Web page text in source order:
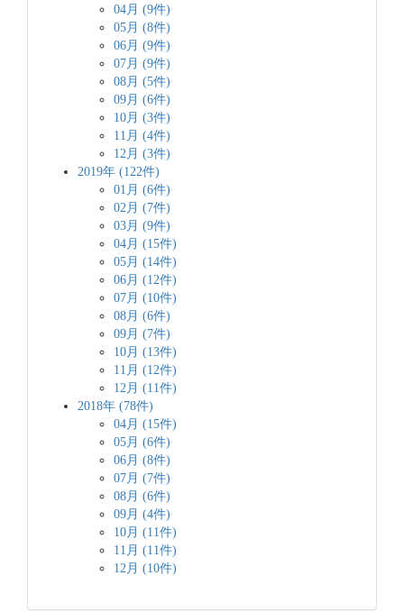
04月 (9件)
05月 (8件)
06月 (9件)
07月 (9件)
08月 (5件)
09月 (6件)
10月 (3件)
11月 (4件)
12月 (3件)
2019年 (122件)
01月 (6件)
02月 (7件)
03月 (9件)
04月 (15件)
05月 (14件)
06月 (12件)
07月 (10件)
08月 (6件)
09月 (7件)
10月 (13件)
11月 (12件)
12月 (11件)
2018年 (78件)
04月 (15件)
05月 (6件)
06月 (8件)
07月 (7件)
08月 (6件)
09月 (4件)
10月 (11件)
11月 (11件)
12月 (10件)